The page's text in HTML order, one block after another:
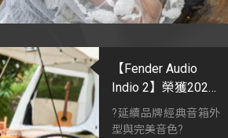
【Fender Audio
Indio 2】榮獲2022
IFA 最佳藍牙音響
?延續品牌經典音箱外
型與完美音色?